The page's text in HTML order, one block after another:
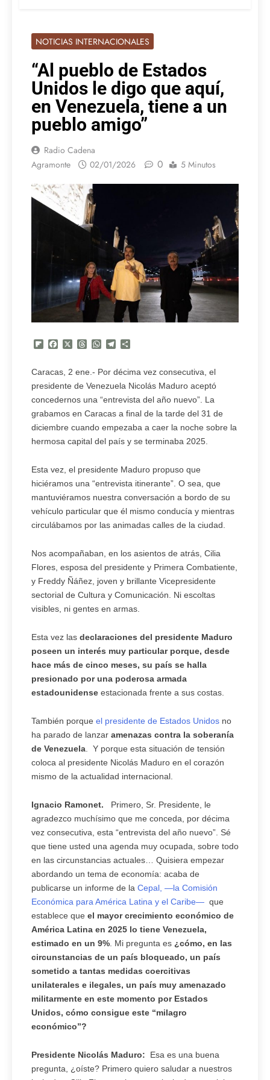
NOTICIAS INTERNACIONALES
“Al pueblo de Estados
Unidos le digo que aquí,
en Venezuela, tiene a un
pueblo amigo”
Radio Cadena
Agramonte
02/01/2026 0 5 Minutos
Flipboard
Facebook
X Threads
WhatsApp
Telegram
Caracas, 2 ene.- Por décima vez consecutiva, el
presidente de Venezuela Nicolás Maduro aceptó
concedernos una “entrevista del año nuevo”. La
grabamos en Caracas a final de la tarde del 31 de
diciembre cuando empezaba a caer la noche sobre la
hermosa capital del país y se terminaba 2025.
Esta vez, el presidente Maduro propuso que
hiciéramos una “entrevista itinerante”. O sea, que
mantuviéramos nuestra conversación a bordo de su
vehículo particular que él mismo conducía y mientras
circulábamos por las animadas calles de la ciudad.
Nos acompañaban, en los asientos de atrás, Cilia
Flores, esposa del presidente y Primera Combatiente,
y Freddy Ñáñez, joven y brillante Vicepresidente
sectorial de Cultura y Comunicación. Ni escoltas
visibles, ni gentes en armas.
Esta vez las declaraciones del presidente Maduro
poseen un interés muy particular porque, desde
hace más de cinco meses, su país se halla
presionado por una poderosa armada
estadounidense estacionada frente a sus costas.
También porque el presidente de Estados Unidos no
ha parado de lanzar amenazas contra la soberanía
de Venezuela . Y porque esta situación de tensión
coloca al presidente Nicolás Maduro en el corazón
mismo de la actualidad internacional.
Ignacio Ramonet. Primero, Sr. Presidente, le
agradezco muchísimo que me conceda, por décima
vez consecutiva, esta “entrevista del año nuevo”. Sé
que tiene usted una agenda muy ocupada, sobre todo
en las circunstancias actuales… Quisiera empezar
abordando un tema de economía: acaba de
publicarse un informe de la Cepal, —la Comisión
Económica para América Latina y el Caribe— que
establece que el mayor crecimiento económico de
América Latina en 2025 lo tiene Venezuela,
estimado en un 9% . Mi pregunta es ¿cómo, en las
circunstancias de un país bloqueado, un país
sometido a tantas medidas coercitivas
unilaterales e ilegales, un país muy amenazado
militarmente en este momento por Estados
Unidos, cómo consigue este “milagro
económico”?
Presidente Nicolás Maduro: Esa es una buena
pregunta, ¿oíste? Primero quiero saludar a nuestros